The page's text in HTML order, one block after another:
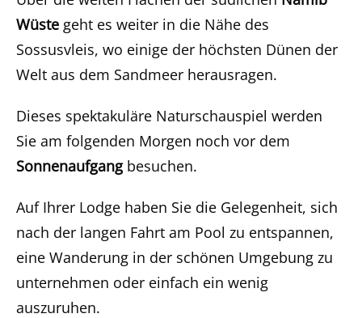
Wüste geht es weiter in die Nähe des
Sossusvleis, wo einige der höchsten Dünen der
Welt aus dem Sandmeer herausragen.
Dieses spektakuläre Naturschauspiel werden
Sie am folgenden Morgen noch vor dem
Sonnenaufgangbesuchen.
Auf Ihrer Lodge haben Sie die Gelegenheit, sich
nach der langen Fahrt am Pool zu entspannen,
eine Wanderung in der schönen Umgebung zu
unternehmen oder einfach ein wenig
auszuruhen.